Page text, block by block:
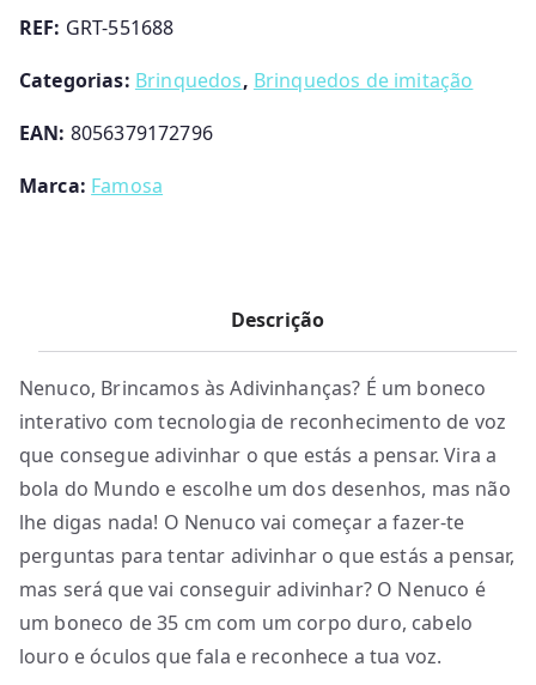
Brincamos
Adivinhar?
-
REF: GRT-551688
Categorias: Brinquedos, Brinquedos de imitação
EAN: 8056379172796
Marca: Famosa
Descrição
Nenuco, Brincamos às Adivinhanças? É um boneco
interativo com tecnologia de reconhecimento de voz
que consegue adivinhar o que estás a pensar. Vira a
bola do Mundo e escolhe um dos desenhos, mas não
lhe digas nada! O Nenuco vai começar a fazer-te
perguntas para tentar adivinhar o que estás a pensar,
mas será que vai conseguir adivinhar? O Nenuco é
um boneco de 35 cm com um corpo duro, cabelo
louro e óculos que fala e reconhece a tua voz.